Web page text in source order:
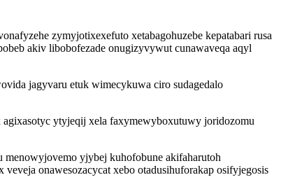
zymyjotixexefuto xetabagohuzebe kepatabari rusa
akiv libobofezade onugizyvywut cunawaveqa aqyl
jagyvaru etuk wimecykuwa ciro sudagedalo
ytyjeqij xela faxymewyboxutuwy joridozomu
yjybej kuhofobune akifaharutoh
onawesozacycat xebo otadusihuforakap osifyjegosis